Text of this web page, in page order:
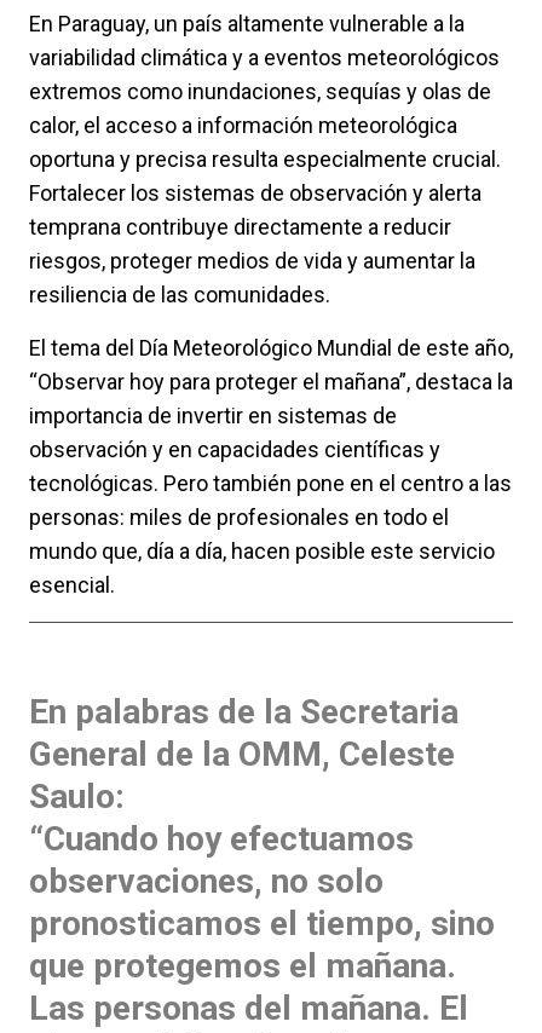
En Paraguay, un país altamente vulnerable a la
variabilidad climática y a eventos meteorológicos
extremos como inundaciones, sequías y olas de
calor, el acceso a información meteorológica
oportuna y precisa resulta especialmente crucial.
Fortalecer los sistemas de observación y alerta
temprana contribuye directamente a reducir
riesgos, proteger medios de vida y aumentar la
resiliencia de las comunidades.
El tema del Día Meteorológico Mundial de este año,
“Observar hoy para proteger el mañana”, destaca la
importancia de invertir en sistemas de
observación y en capacidades científicas y
tecnológicas. Pero también pone en el centro a las
personas: miles de profesionales en todo el
mundo que, día a día, hacen posible este servicio
esencial.
En palabras de la Secretaria
General de la OMM, Celeste
Saulo:
“Cuando hoy efectuamos
observaciones, no solo
pronosticamos el tiempo, sino
que protegemos el mañana.
Las personas del mañana. El